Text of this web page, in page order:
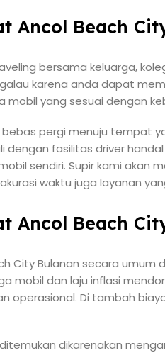
Ancol Beach
bersama keluarga,
karena anda dapat
mobil yang sesuai dengan
pergi menuju tempat
dengan fasilitas driver
sendiri. Supir kami
waktu juga layanan
Ancol Beach
City Bulanan secara
mobil dan laju inflasi
operasional. Di tambah
dikarenakan